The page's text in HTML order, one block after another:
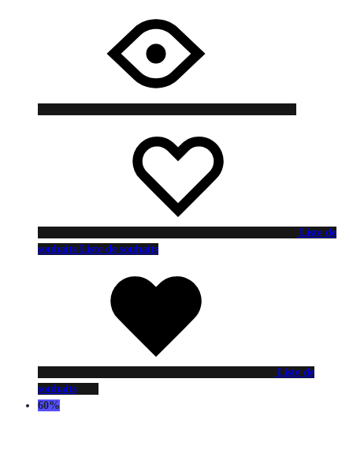
Liste de
souhaits Liste de souhaits
Liste de
souhaits
60%